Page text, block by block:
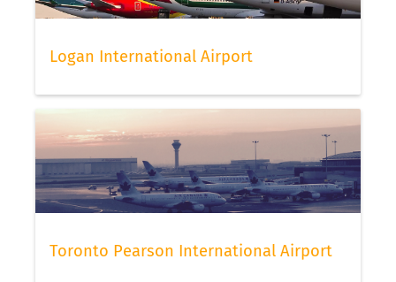
Logan International Airport
Toronto Pearson International Airport